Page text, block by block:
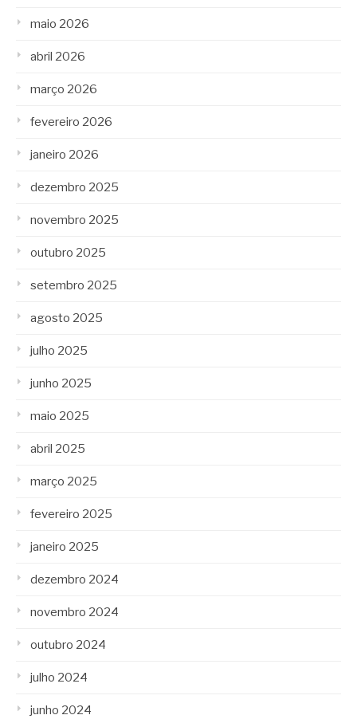
maio 2026
abril 2026
março 2026
fevereiro 2026
janeiro 2026
dezembro 2025
novembro 2025
outubro 2025
setembro 2025
agosto 2025
julho 2025
junho 2025
maio 2025
abril 2025
março 2025
fevereiro 2025
janeiro 2025
dezembro 2024
novembro 2024
outubro 2024
julho 2024
junho 2024